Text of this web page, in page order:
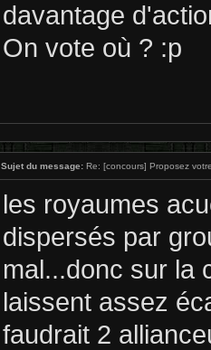
davantage
On vote où ? :p
Sujet du message: Re: [concours] Proposez
les royaumes
dispersés par
mal...donc sur la
laissent assez
faudrait 2